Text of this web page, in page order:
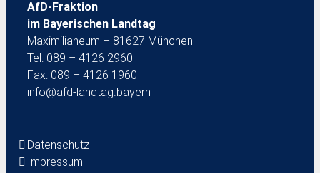
AfD-Fraktion
im Bayerischen Landtag
Maximilianeum – 81627 München
Tel: 089 – 4126 2960
Fax: 089 – 4126 1960
info@afd-landtag.bayern
Datenschutz
Impressum